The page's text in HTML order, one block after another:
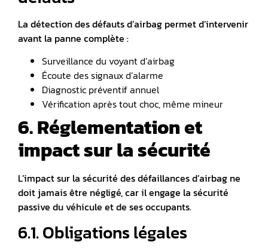
La détection des défauts d’airbag permet d’intervenir
avant la panne complète :
Surveillance du voyant d’airbag
Écoute des signaux d’alarme
Diagnostic préventif annuel
Vérification après tout choc, même mineur
6. Réglementation et
impact sur la sécurité
L’impact sur la sécurité des défaillances d’airbag ne
doit jamais être négligé, car il engage la sécurité
passive du véhicule et de ses occupants.
6.1. Obligations légales